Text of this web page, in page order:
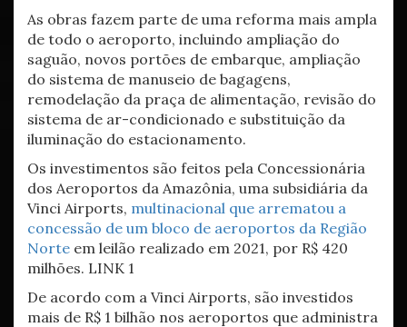
As obras fazem parte de uma reforma mais ampla
de todo o aeroporto, incluindo ampliação do
saguão, novos portões de embarque, ampliação
do sistema de manuseio de bagagens,
remodelação da praça de alimentação, revisão do
sistema de ar-condicionado e substituição da
iluminação do estacionamento.
Os investimentos são feitos pela Concessionária
dos Aeroportos da Amazônia, uma subsidiária da
Vinci Airports, multinacional que arrematou a
concessão de um bloco de aeroportos da Região
Norte em leilão realizado em 2021, por R$ 420
milhões. LINK 1
De acordo com a Vinci Airports, são investidos
mais de R$ 1 bilhão nos aeroportos que administra